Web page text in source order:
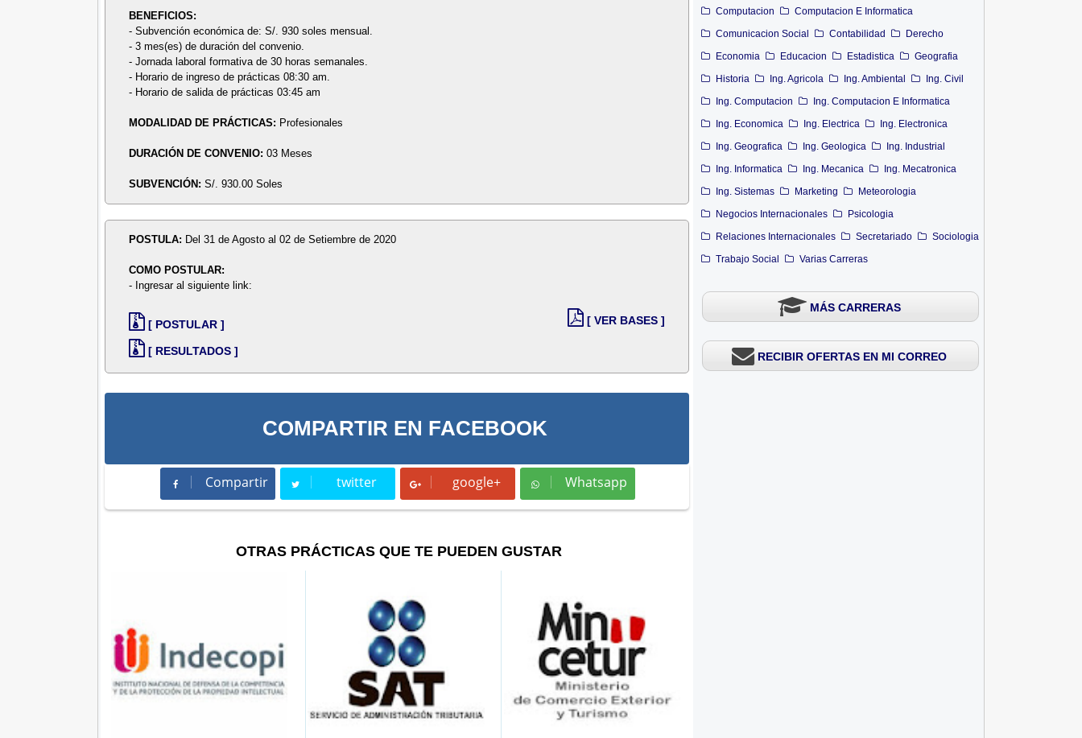
Computacion
Computacion E Informatica
Comunicacion Social
Contabilidad
Derecho
Economia
Educacion Estadistica
Geografia
Historia
Ing. Agricola Ing. Ambiental
Ing. Civil
Ing. Computacion
Ing. Computacion E Informatica
Ing. Economica
Ing. Electrica
Ing. Electronica
Ing. Geografica
Ing. Geologica
Ing. Industrial
Ing. Informatica
Ing. Mecanica
Ing. Mecatronica
Ing. Sistemas
Marketing
Meteorologia
Negocios Internacionales
Psicologia
Relaciones Internacionales
Secretariado
Sociologia
Trabajo Social
Varias Carreras
MÁS CARRERAS
RECIBIR OFERTAS EN MI CORREO
BENEFICIOS:
- Subvención económica de: S/. 930 soles mensual.
- 3 mes(es) de duración del convenio.
- Jornada laboral formativa de 30 horas semanales.
- Horario de ingreso de prácticas 08:30 am.
- Horario de salida de prácticas 03:45 am
MODALIDAD DE PRÁCTICAS: Profesionales
DURACIÓN DE CONVENIO:03 Meses
SUBVENCIÓN:S/. 930.00 Soles
POSTULA: Del 31 de Agosto al 02 de Setiembre de 2020
COMO POSTULAR:
- Ingresar al siguiente link:
[ POSTULAR ]
[ RESULTADOS ]
[ VER BASES ]
COMPARTIR EN FACEBOOK
Compartir
Compartir twitter
Tweet google+ Whatsapp
Whatsapp
OTRAS PRÁCTICAS QUE TE PUEDEN GUSTAR